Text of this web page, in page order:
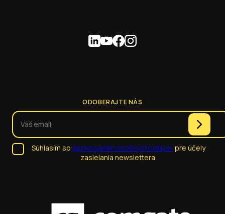
ODOBERAJTE NÁS
Súhlasím so spracúvaním osobných údajovpre účely
zasielania newslettera.